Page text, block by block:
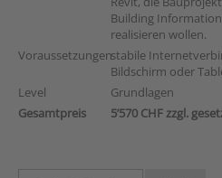
Building
realisieren wollen.
Voraussetzungenstabile
Bildschirm oder
Level
Grundlagen
Gesamtpreis
5’570 CHF zzgl.